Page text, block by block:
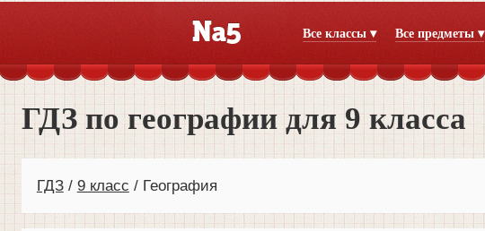
Все классы ▾ Все предметы ▾
ГДЗ по географии для 9 класса
ГДЗ 9 класс География